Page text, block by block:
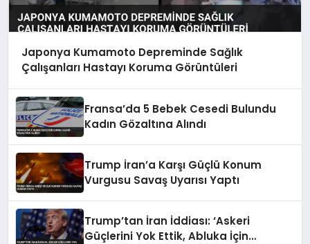
Japonya Kumamoto Depreminde Sağlık
Çalışanları Hastayı Koruma Görüntüleri
Fransa’da 5 Bebek Cesedi Bulundu
Kadın Gözaltına Alındı
Trump İran’a Karşı Güçlü Konum
Vurgusu Savaş Uyarısı Yaptı
Trump’tan İran İddiası: ‘Askeri
Güçlerini Yok Ettik, Abluka İçin